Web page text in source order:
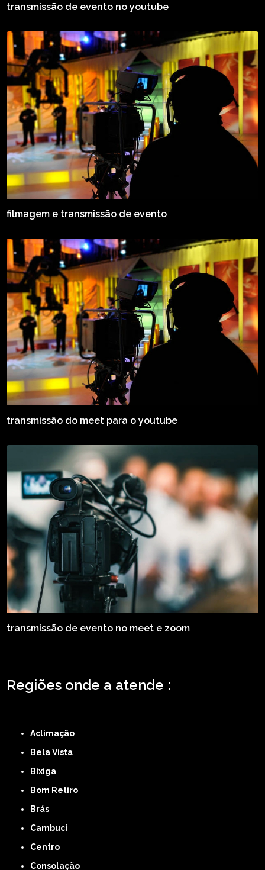
transmissão de evento no youtube
filmagem e transmissão de evento
transmissão do meet para o youtube
transmissão de evento no meet e zoom
Regiões onde a atende :
Aclimação
Bela Vista
Bixiga
Bom Retiro
Brás
Cambuci
Centro
Consolação